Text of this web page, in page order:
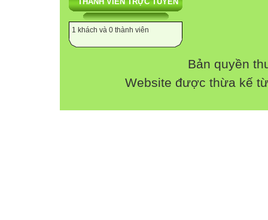
1 khách và 0 thành viên
Bản quyền
Website được thừa kế